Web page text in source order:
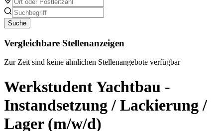
Suche
Vergleichbare Stellenanzeigen
Zur Zeit sind keine ähnlichen Stellenangebote verfügbar
Werkstudent Yachtbau -
Instandsetzung / Lackierung /
Lager (m/w/d)